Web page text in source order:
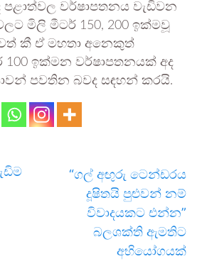
වර්ෂාපතනය වැඩිවන
මිලි මීටර් 150, 200 ඉක්මවූ
කී ඒ මහතා අනෙකුත්
100 ඉක්මන වර්ෂාපතනයක් අද
පවතින බවද සඳහන් කරයි.
“ගල් අඟුරු ටෙන්ඩරය
දූෂිතයි පුළුවන් නම්
විවාදයකට එන්න”
බලශක්ති ඇමතිට
අභියෝගයක්